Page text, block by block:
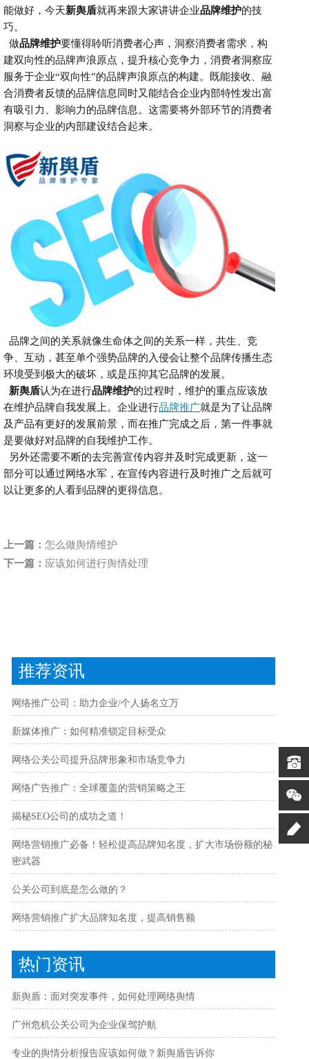
能做好，今天新舆盾就再来跟大家讲讲企业品牌维护的技
巧。
做品牌维护要懂得聆听消费者心声，洞察消费者需求，构
建双向性的品牌声浪原点，提升核心竞争力， 消费者洞察应
服务于企业“双向性”的品牌声浪原点的构建。既能接收、融
合消费者反馈的品牌信息同时又能结合企业内部特性发出富
有吸引力、影响力的品牌信息。这需要将外部环节的消费者
洞察与企业的内部建设结合起来。
品牌之间的关系就像生命体之间的关系一样，共生、竞
争、互动，甚至单个强势品牌的入侵会让整个品牌传播生态
环境受到极大的破坏，或是压抑其它品牌的发展。
新舆盾认为在进行品牌维护的过程时，维护的重点应该放
在维护品牌自我发展上。企业进行品牌推广就是为了让品牌
及产品有更好的发展前景，而在推广完成之后，第一件事就
是要做好对品牌的自我维护工作。
另外还需要不断的去完善宣传内容并及时完成更新，这一
部分可以通过网络水军，在宣传内容进行及时推广之后就可
以让更多的人看到品牌的更得信息。
上一篇： 怎么做舆情维护
下一篇： 应该如何进行舆情处理
推荐资讯
网络推广公司：助力企业/个人扬名立万
新媒体推广：如何精准锁定目标受众
网络公关公司提升品牌形象和市场竞争力
网络广告推广：全球覆盖的营销策略之王
揭秘SEO公司的成功之道！
网络营销推广必备！轻松提高品牌知名度，扩大市场份额的秘
密武器
公关公司到底是怎么做的？
网络营销推广扩大品牌知名度，提高销售额
热门资讯
新舆盾：面对突发事件，如何处理网络舆情
广州危机公关公司为企业保驾护航
专业的舆情分析报告应该如何做？新舆盾告诉你